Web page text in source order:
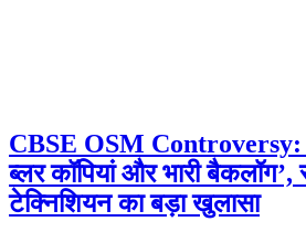
CBSE OSM Controversy:
ब्लर कॉपियां और भारी
टेक्निशियन का बड़ा खुलासा